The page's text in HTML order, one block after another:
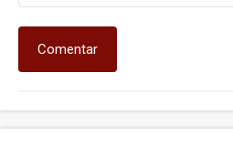
Comentar